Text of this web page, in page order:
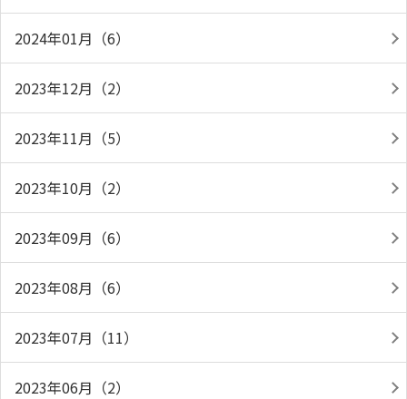
2024年01月（6）
2023年12月（2）
2023年11月（5）
2023年10月（2）
2023年09月（6）
2023年08月（6）
2023年07月（11）
2023年06月（2）